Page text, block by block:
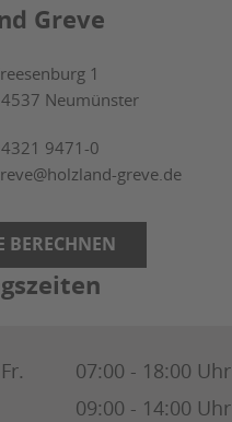
Greve
1
Neumünster
9471-0
greve.de
BERECHNEN
07:00 - 18:00 Uhr
09:00 - 14:00 Uhr